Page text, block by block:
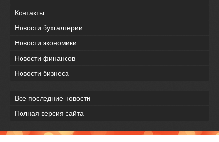
Контакты
Новости бухгалтерии
Новости экономики
Новости финансов
Новости бизнеса
Все последние новости
Полная версия сайта